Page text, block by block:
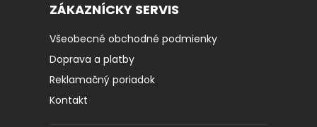
ZÁKAZNÍCKY SERVIS
Všeobecné obchodné podmienky
Doprava a platby
Reklamačný poriadok
Kontakt